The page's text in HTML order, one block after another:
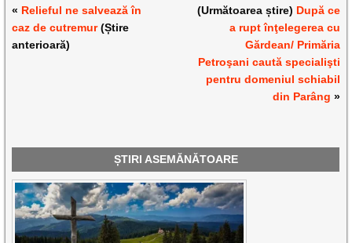
« Relieful ne salvează în
caz de cutremur(Știre
anterioară)
(Următoarea știre) După ce
a rupt înţelegerea cu
Gărdean/ Primăria
Petroşani caută specialişti
pentru domeniul schiabil
din Parâng »
ȘTIRI ASEMĂNĂTOARE